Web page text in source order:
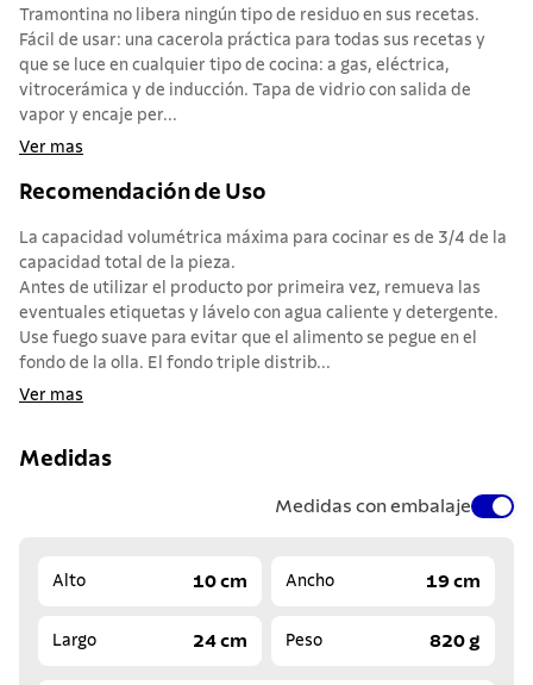
Tramontina no libera ningún tipo de residuo en sus recetas.
Fácil de usar: una cacerola práctica para todas sus recetas y
que se luce en cualquier tipo de cocina: a gas, eléctrica,
vitrocerámica y de inducción. Tapa de vidrio con salida de
vapor y encaje per...
Ver mas
Recomendación de Uso
La capacidad volumétrica máxima para cocinar es de 3/4 de la
capacidad total de la pieza.
Antes de utilizar el producto por primeira vez, remueva las
eventuales etiquetas y lávelo con agua caliente y detergente.
Use fuego suave para evitar que el alimento se pegue en el
fondo de la olla. El fondo triple distrib...
Ver mas
Medidas
Medidas con embalaje
Alto 10 cm Ancho 19 cm
Largo 24 cm Peso 820 g